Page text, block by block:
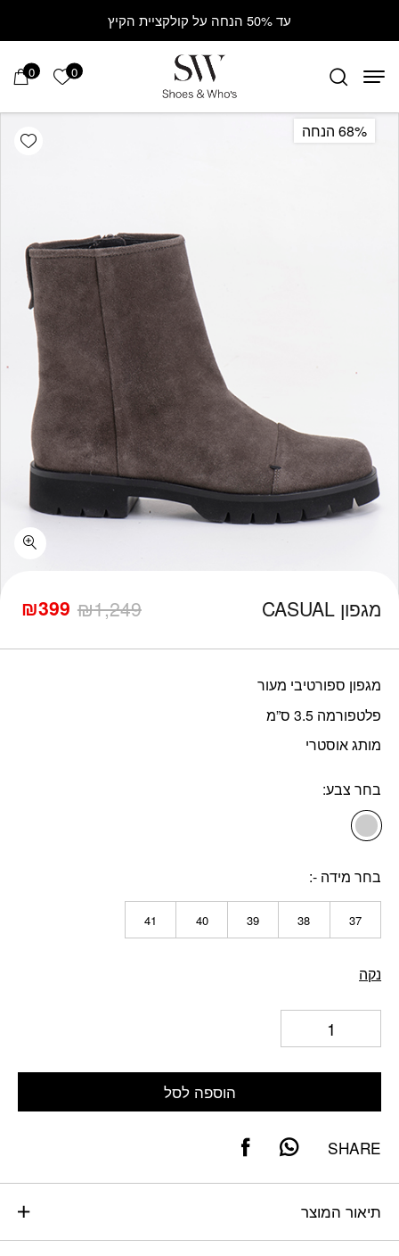
עד 50% הנחה על קולקציית הקיץ
0 הרשימה
0
מגפון CASUAL ₪1,249
המחיר
המקורי
₪399
המחיר
הנוכחי
מגפון ספורטיבי מעור
פלטפורמה 3.5 ס”מ
מותג אוסטרי
בחר צבע
בחר מידה -
37
38
39
40
41
נקה
הוספה לסל
SHARE
תיאור המוצר
68% הנחה